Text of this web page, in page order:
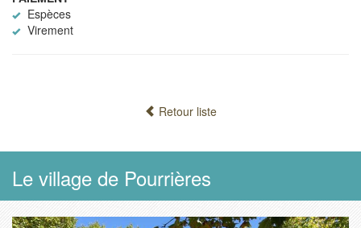
Espèces
Virement
Retour liste
Le village de Pourrières